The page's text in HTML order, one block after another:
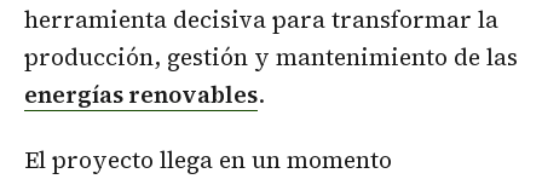
herramienta decisiva para transformar la
producción, gestión y mantenimiento de las
energías renovables.
El proyecto llega en un momento